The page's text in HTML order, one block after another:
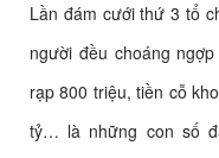
Lần đám cưới thứ 3 tổ
người đều choáng
rạp 800 triệu, tiền cỗ
tỷ… là những con số